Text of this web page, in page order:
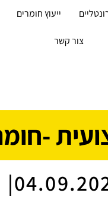
ייעוץ חומרים
צור קשר
-